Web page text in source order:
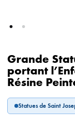
Grande
portant
Résine
Statues de Saint